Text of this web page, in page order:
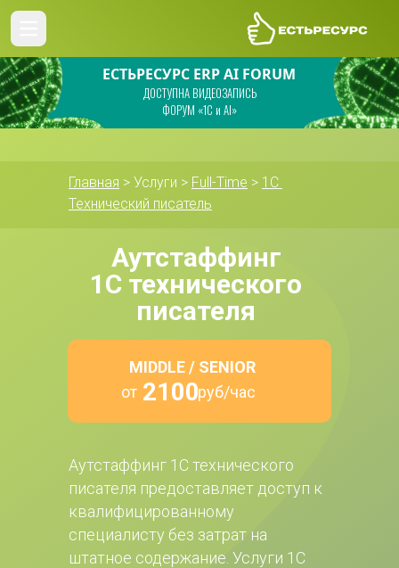
ЕСТЬРЕСУРС ERP AI FORUM
ФОРУМ «1С и AI»
ДОСТУПНА ВИДЕОЗАПИСЬ
Аутстаффинг
1С технического
писателя
Главная > Услуги > Full-Time > 1С
Технический писатель
MIDDLE / SENIOR
Аутстаффинг 1С технического
писателя предоставляет доступ к
квалифицированному
специалисту без затрат на
штатное содержание. Услуги 1С
от                 руб/час
2100